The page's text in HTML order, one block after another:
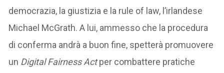
democrazia, la giustizia e la rule of law, l’irlandese
Michael McGrath. A lui, ammesso che la procedura
di conferma andrà a buon fine, spetterà promuovere
un Digital Fairness Actper combattere pratiche